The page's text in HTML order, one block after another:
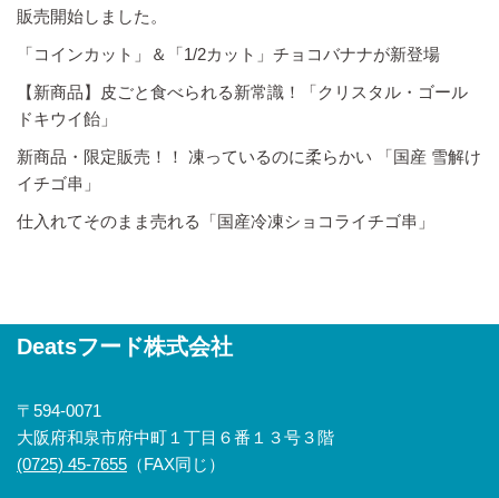
販売開始しました。
「コインカット」＆「1/2カット」チョコバナナが新登場
【新商品】皮ごと食べられる新常識！「クリスタル・ゴール
ドキウイ飴」
新商品・限定販売！！ 凍っているのに柔らかい 「国産 雪解け
イチゴ串」
仕入れてそのまま売れる「国産冷凍ショコライチゴ串」
Deatsフード株式会社
〒594-0071
大阪府和泉市府中町１丁目６番１３号３階
(0725) 45-7655 （FAX同じ）